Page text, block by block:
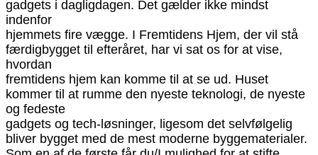
gadgets i dagligdagen. Det gælder ikke mindst
indenfor
hjemmets fire vægge. I Fremtidens Hjem, der vil stå
færdigbygget til efteråret, har vi sat os for at vise,
hvordan
fremtidens hjem kan komme til at se ud. Huset
kommer til at rumme den nyeste teknologi, de nyeste
og fedeste
gadgets og tech-løsninger, ligesom det selvfølgelig
bliver bygget med de mest moderne byggematerialer.